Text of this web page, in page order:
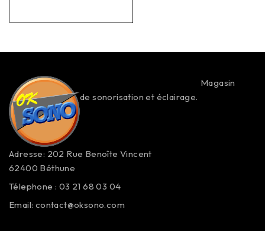
Magasin
de sonorisation et éclairage.
Adresse: 202 Rue Benoîte Vincent
62400 Béthune
Télephone : 03 21 68 03 04
Email: contact@oksono.com